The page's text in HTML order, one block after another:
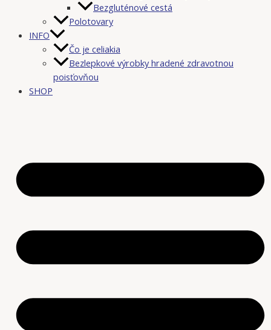
Bezgluténové cestá
Polotovary
INFO
Čo je celiakia
Bezlepkové výrobky hradené zdravotnou
poisťovňou
SHOP